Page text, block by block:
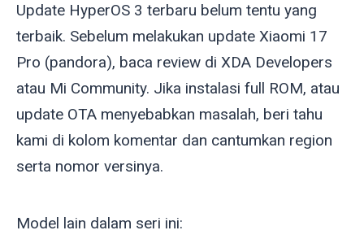
Update HyperOS 3 terbaru belum tentu yang
terbaik. Sebelum melakukan update Xiaomi 17
Pro (pandora), baca review di XDA Developers
atau Mi Community. Jika instalasi full ROM, atau
update OTA menyebabkan masalah, beri tahu
kami di kolom komentar dan cantumkan region
serta nomor versinya.
Model lain dalam seri ini: